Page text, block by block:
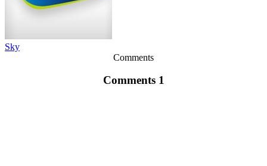
Sky
Comments
Comments 1